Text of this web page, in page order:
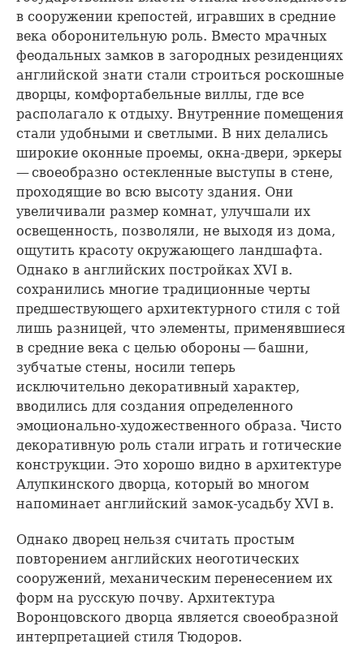
в сооружении крепостей, игравших в средние
века оборонительную роль. Вместо мрачных
феодальных замков в загородных резиденциях
английской знати стали строиться роскошные
дворцы, комфортабельные виллы, где все
располагало к отдыху. Внутренние помещения
стали удобными и светлыми. В них делались
широкие оконные проемы, окна-двери, эркеры
— своеобразно остекленные выступы в стене,
проходящие во всю высоту здания. Они
увеличивали размер комнат, улучшали их
освещенность, позволяли, не выходя из дома,
ощутить красоту окружающего ландшафта.
Однако в английских постройках XVI в.
сохранились многие традиционные черты
предшествующего архитектурного стиля с той
лишь разницей, что элементы, применявшиеся
в средние века с целью обороны — башни,
зубчатые стены, носили теперь
исключительно декоративный характер,
вводились для создания определенного
эмоционально-художественного образа. Чисто
декоративную роль стали играть и готические
конструкции. Это хорошо видно в архитектуре
Алупкинского дворца, который во многом
напоминает английский замок-усадьбу XVI в.
Однако дворец нельзя считать простым
повторением английских неоготических
сооружений, механическим перенесением их
форм на русскую почву. Архитектура
Воронцовского дворца является своеобразной
интерпретацией стиля Тюдоров.